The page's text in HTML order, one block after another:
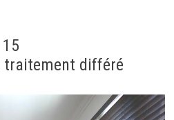
traitement différé